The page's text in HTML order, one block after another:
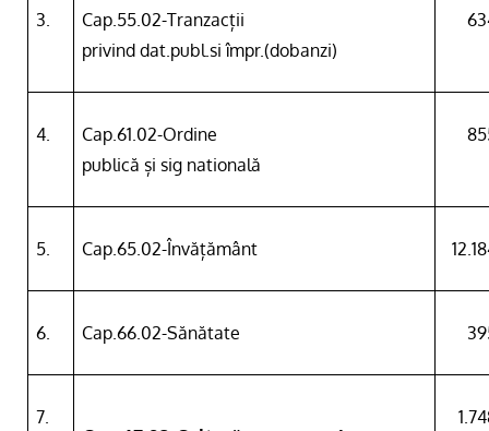
3.
Cap.55.02-Tranzacții
privind dat.publ.si împr.(dobanzi)
4.
Cap.61.02-Ordine
publică și sig natională
5. Cap.65.02-Învățământ
6. Cap.66.02-Sănătate
7.